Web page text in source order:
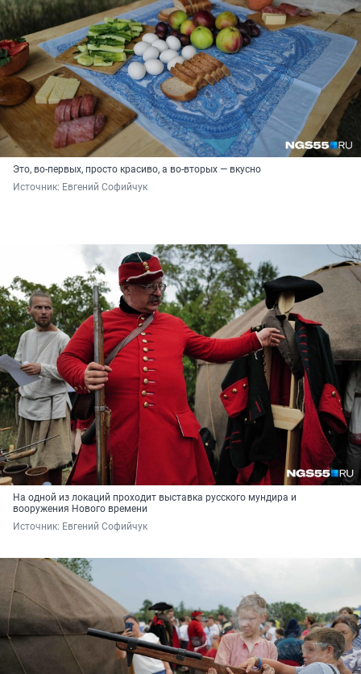
Это, во-первых, просто красиво, а во-вторых — вкусно
Источник: Евгений Софийчук
На одной из локаций проходит выставка русского мундира и
вооружения Нового времени
Источник: Евгений Софийчук